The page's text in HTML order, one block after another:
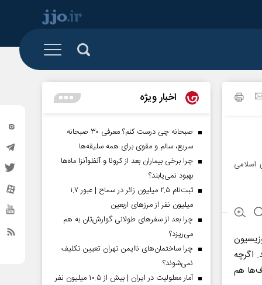
و تشکل ها
رزمی
گیشه روزنامه
البرز
تهران
خراسان شمالی
سیستان و بلوچستان
کردستان
گلستان
ساوه
مناطق آزاد
اسلامی
اپوزیسیون
اگرچه
هم
اخبار ویژه
صبحانه چی درست کنم؟ معرفی ۳۰ صبحانه
سریع، سالم و مقوی برای همه سلیقه‌ها
چرا برخی بیماران بعد از کرونا و آنفلوآنزا ماه‌ها
بهبود نمی‌یابند؟
ثبت‌نام ۲.۵ میلیون زائر در سماح | عبور ۱.۷
میلیون نفر از مرز‌های اربعین
چرا بعد از سفرهای طولانی گوارش‌تان به هم
می‌ریزد؟
چرا ساختمان‌های ناایمن تهران تعیین تکلیف
نمی‌شوند؟
آمار معلولیت در ایران | بیش از ۱۰.۵ میلیون نفر